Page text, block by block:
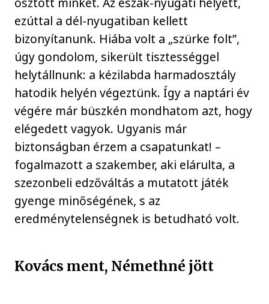
ezúttal a dél-nyugatiban kellett
bizonyítanunk. Hiába volt a „szürke folt”,
úgy gondolom, sikerült tisztességgel
helytállnunk: a kézilabda harmadosztály
hatodik helyén végeztünk. Így a naptári év
végére már büszkén mondhatom azt, hogy
elégedett vagyok. Ugyanis már
biztonságban érzem a csapatunkat! –
fogalmazott a szakember, aki elárulta, a
szezonbeli edzőváltás a mutatott játék
gyenge minőségének, s az
eredménytelenségnek is betudható volt.
Kovács ment, Némethné jött